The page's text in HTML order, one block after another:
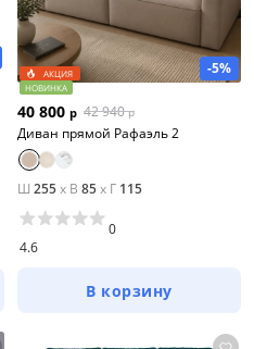
-5%
АКЦИЯ
НОВИНКА
40 800 р 42 940 р
Диван прямой Рафаэль 2
Ш 255x В 85x Г 115
4.6
0
В корзину